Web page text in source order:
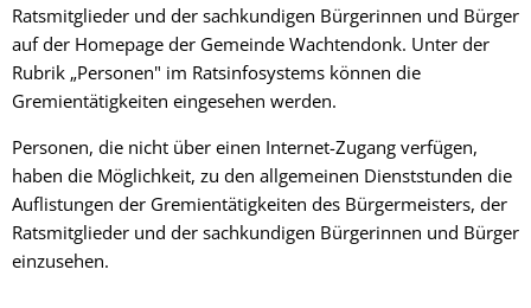
Ratsmitglieder und der sachkundigen Bürgerinnen und Bürger
auf der Homepage der Gemeinde Wachtendonk. Unter der
Rubrik „Personen" im Ratsinfosystems können die
Gremientätigkeiten eingesehen werden.
Personen, die nicht über einen Internet-Zugang verfügen,
haben die Möglichkeit, zu den allgemeinen Dienststunden die
Auflistungen der Gremientätigkeiten des Bürgermeisters, der
Ratsmitglieder und der sachkundigen Bürgerinnen und Bürger
einzusehen.